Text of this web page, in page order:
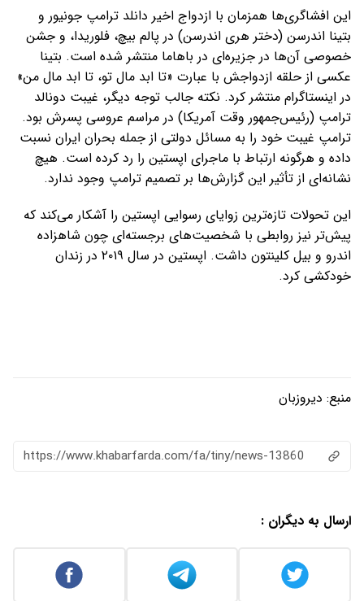
این افشاگری‌ها همزمان با ازدواج اخیر دانلد ترامپ جونیور و
بتینا اندرسن (دختر هری اندرسن) در پالم بیچ، فلوریدا، و جشن
خصوصی آن‌ها در جزیره‌ای در باهاما منتشر شده است. بتینا
عکسی از حلقه ازدواجش با عبارت «تا ابد مال تو، تا ابد مال من»
در اینستاگرام منتشر کرد. نکته جالب توجه دیگر، غیبت دونالد
ترامپ (رئیس‌جمهور وقت آمریکا) در مراسم عروسی پسرش بود.
ترامپ غیبت خود را به مسائل دولتی از جمله بحران ایران نسبت
داده و هرگونه ارتباط با ماجرای اپستین را رد کرده است. هیچ
نشانه‌ای از تأثیر این گزارش‌ها بر تصمیم ترامپ وجود ندارد.
این تحولات تازه‌ترین زوایای رسوایی اپستین را آشکار می‌کند که
پیش‌تر نیز روابطی با شخصیت‌های برجسته‌ای چون شاهزاده
اندرو و بیل کلینتون داشت. اپستین در سال ۲۰۱۹ در زندان
خودکشی کرد.
منبع: دیروزبان
https://www.khabarfarda.com/fa/tiny/news-13860
ارسال به دیگران :